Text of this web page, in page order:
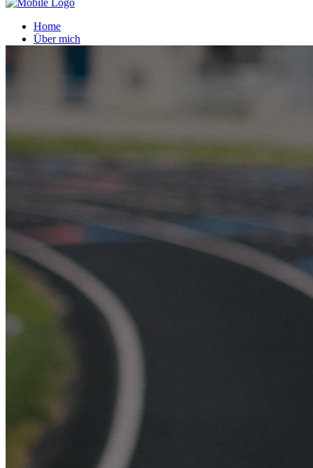
Home
Über mich
Sessionplan